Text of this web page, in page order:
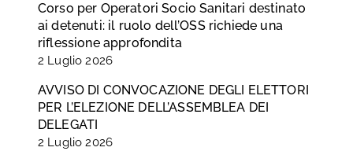
Corso per Operatori Socio Sanitari destinato
ai detenuti: il ruolo dell’OSS richiede una
riflessione approfondita
2 Luglio 2026
AVVISO DI CONVOCAZIONE DEGLI ELETTORI
PER L’ELEZIONE DELL’ASSEMBLEA DEI
DELEGATI
2 Luglio 2026